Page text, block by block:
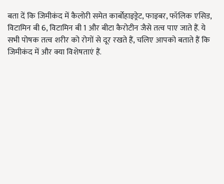
बता दें कि जिमीकंद में कैलोरी समेत कार्बोहाइड्रेट, फाइबर, फॉलिक एसिड,
विटामिन बी 6, विटामिन बी 1 और बीटा कैरोटीन जैसे तत्व पाए जाते हैं. ये
सभी पोषक तत्व शरीर को रोगों से दूर रखते हैं, चलिए आपको बताते हैं कि
जिमीकंद में और क्या विशेषताएं हैं.